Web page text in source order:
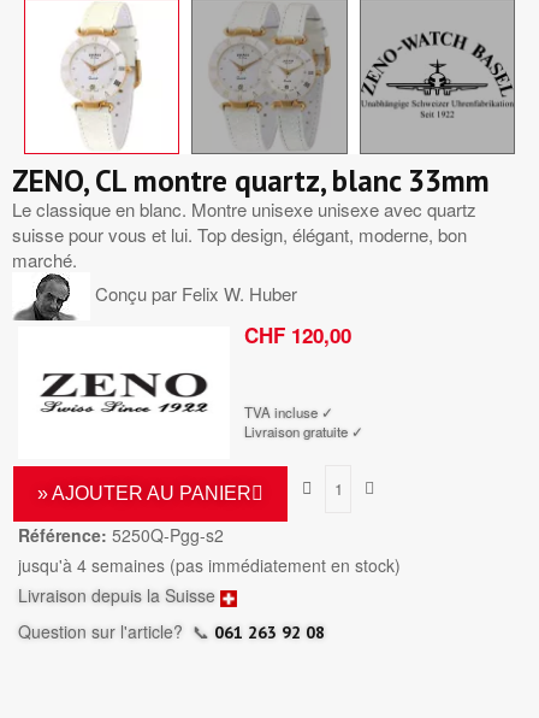
ZENO, CL montre quartz, blanc 33mm
Le classique en blanc. Montre unisexe unisexe avec quartz
suisse pour vous et lui. Top design, élégant, moderne, bon
marché.
Conçu par Felix W. Huber
CHF 120,00
TVA incluse ✓
Livraison gratuite ✓
» AJOUTER AU PANIER
Référence: 5250Q-Pgg-s2
jusqu'à 4 semaines (pas immédiatement en stock)
Livraison depuis la Suisse
Question sur l'article? 📞 061 263 92 08